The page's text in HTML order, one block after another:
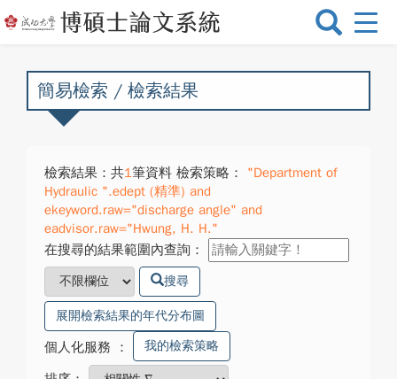
選
換
簡易檢索 / 檢索結果
檢索結果：共1筆資料 檢索策略：
"Department of
Hydraulic ".edept (精準) and
ekeyword.raw="discharge angle" and
eadvisor.raw="Hwung, H. H."
在搜尋的結果範圍內查詢：
搜尋
展開檢索結果的年代分布圖
個人化服務 ： 我的檢索策略